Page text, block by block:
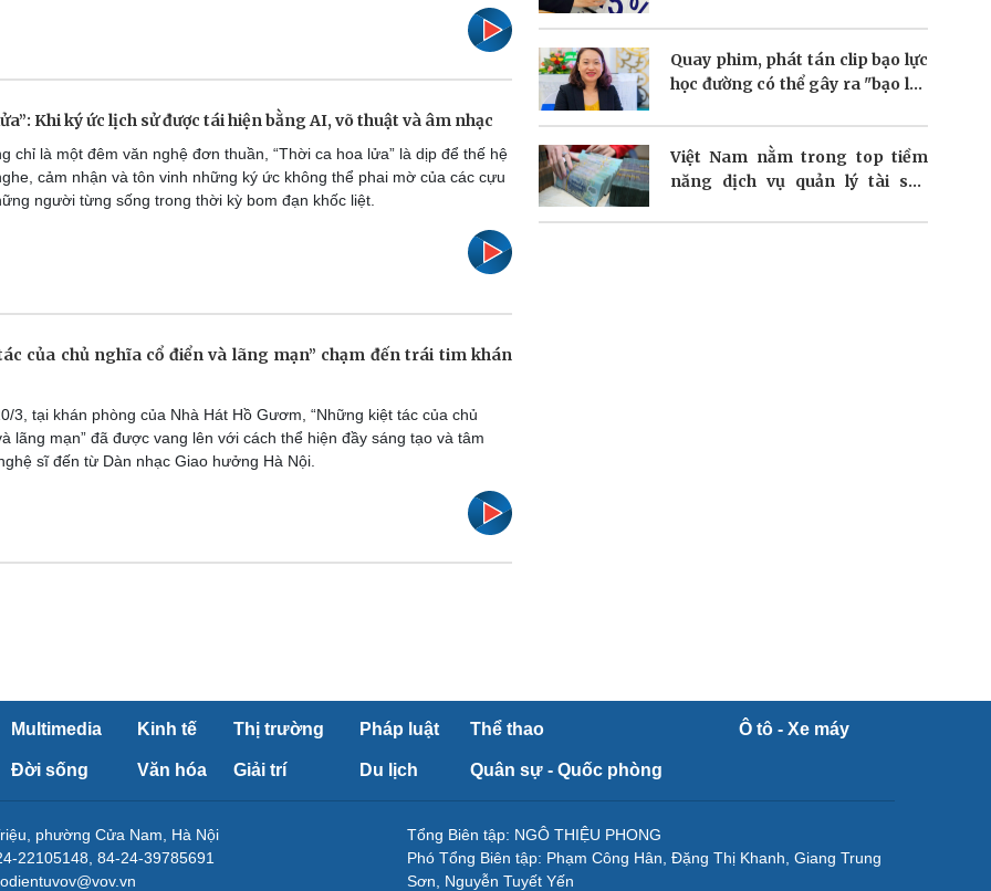
Khi ký ức lịch sử được tái hiện bằng AI, võ thuật và âm nhạc
chỉ là một đêm văn nghệ đơn thuần, “Thời ca hoa lửa” là dịp để thế hệ
cảm nhận và tôn vinh những ký ức không thể phai mờ của các cựu
người từng sống trong thời kỳ bom đạn khốc liệt.
của chủ nghĩa cổ điển và lãng mạn” chạm đến trái tim khán
3, tại khán phòng của Nhà Hát Hồ Gươm, “Những kiệt tác của chủ
lãng mạn” đã được vang lên với cách thể hiện đầy sáng tạo và tâm
sĩ đến từ Dàn nhạc Giao hưởng Hà Nội.
Quay phim, phát tán clip bạo lực
học đường có thể gây ra "bạo lực
Việt Nam nằm trong top tiềm
năng dịch vụ quản lý tài sản
Multimedia Kinh tế Thị trường Pháp luật Thể thao Ô tô - Xe máy
Đời sống Văn hóa Giải trí Du lịch Quân sự - Quốc phòng
phường Cửa Nam, Hà Nội
22105148, 84-24-39785691
Tổng Biên tập: NGÔ THIỆU PHONG
Phó Tổng Biên tập: Phạm Công Hân, Đặng Thị Khanh, Giang Trung
Sơn, Nguyễn Tuyết Yến